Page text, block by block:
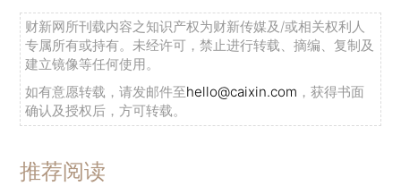
财新网所刊载内容之知识产权为财新传媒及/或相关权利人
专属所有或持有。未经许可，禁止进行转载、摘编、复制及
建立镜像等任何使用。
如有意愿转载，请发邮件至hello@caixin.com ，获得书面
确认及授权后，方可转载。
推荐阅读